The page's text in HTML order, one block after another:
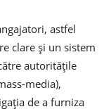
astfel
clare şi un sistem
autorităţile
media),
de a furniza